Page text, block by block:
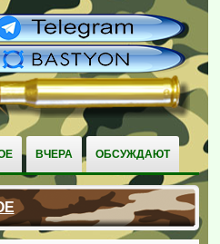
ВЧЕРА ОБСУЖДАЮТ